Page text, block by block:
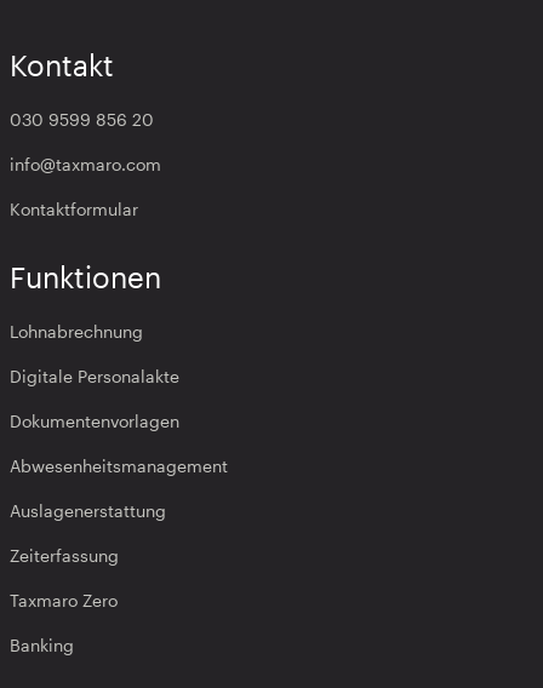
Kontakt
030 9599 856 20
info@taxmaro.com
Kontaktformular
Funktionen
Lohnabrechnung
Digitale Personalakte
Dokumentenvorlagen
Abwesenheitsmanagement
Auslagenerstattung
Zeiterfassung
Taxmaro Zero
Banking